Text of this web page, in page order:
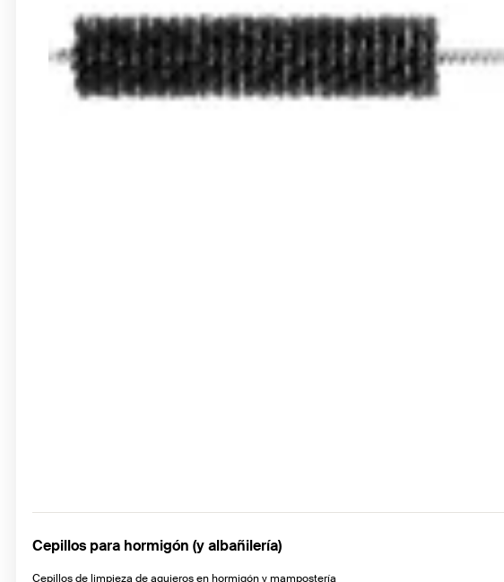
Cepillos para hormigón (y albañilería)
Cepillos de limpieza de agujeros en hormigón y mampostería